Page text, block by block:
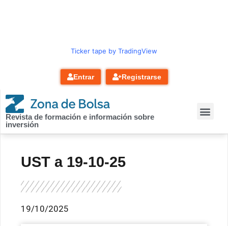
Ticker tape by TradingView
Entrar Registrarse
Revista de formación e información sobre
inversión
UST a 19-10-25
19/10/2025